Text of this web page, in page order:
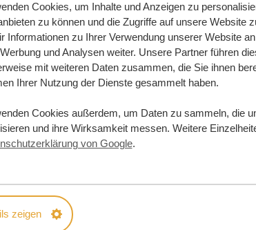
Cookies, um Inhalte und Anzeigen zu
zu können und die Zugriffe auf unsere Website
Informationen zu Ihrer Verwendung unserer Website
und Analysen weiter. Unsere Partner führen
mit weiteren Daten zusammen, die Sie ihnen
Ihrer Nutzung der Dienste gesammelt haben.
Cookies außerdem, um Daten zu sammeln, die
und ihre Wirksamkeit messen. Weitere
von Google.
zeigen
Traumreise